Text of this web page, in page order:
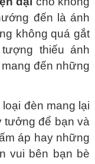
đến là ánh
không quá gắt
thiếu ánh
đến những
đèn mang lại
tưởng để bạn và
áp hay những
vui bên bạn bè